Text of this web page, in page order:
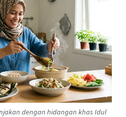
dengan hidangan khas Idul